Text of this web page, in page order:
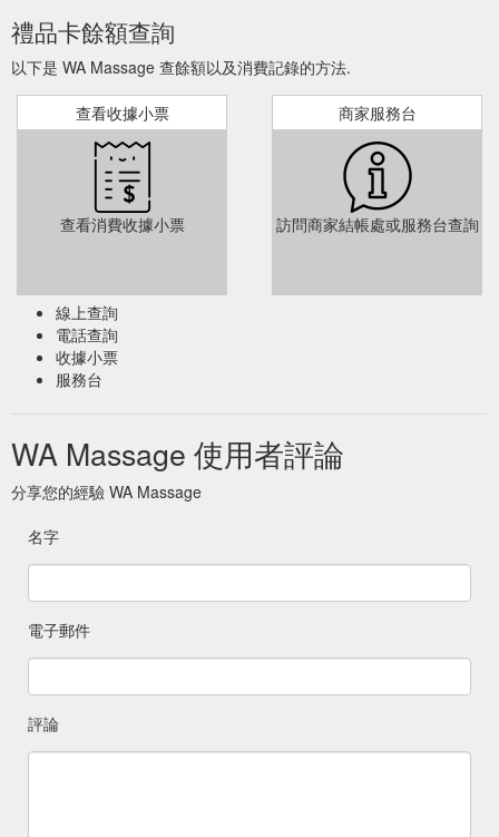
禮品卡餘額查詢
以下是 WA Massage 查餘額以及消費記錄的方法.
查看收據小票
查看消費收據小票
商家服務台
訪問商家結帳處或服務台查詢
線上查詢
電話查詢
收據小票
服務台
WA Massage 使用者評論
分享您的經驗 WA Massage
名字
電子郵件
評論